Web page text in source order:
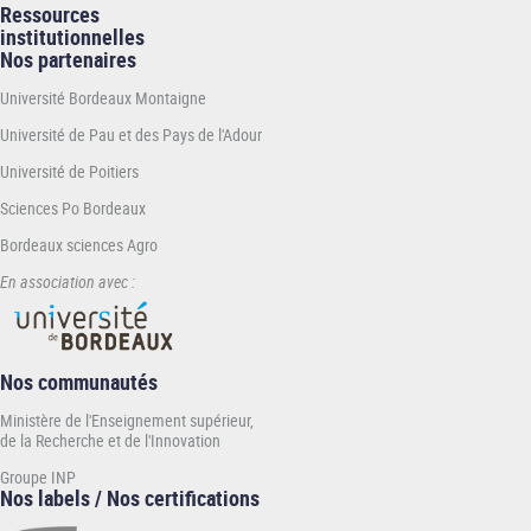
Arrêtés relatifs à la nomination de responsables de
sites
Arrêté relatif à la nomination d'un responsable de site pour l'ENSC-
Bordeaux INP
l'ENSMAC-Bordeaux INP
Arrêté relatif à la nomination d'un responsable de site pour
l'ENSEGID-Bordeaux INP
Arrêté relatif à la nomination d'un responsable de site pour
l'ENSEIRB-MATMECA-Bordeaux INP
Arrêté relatif à la nomination d'un responsable de site pour
l'ENSTBB-Bordeaux INP
Ressources
institutionnelles
Nos partenaires
Université Bordeaux Montaigne
Université de Pau et des Pays de l'Adour
Université de Poitiers
Sciences Po Bordeaux
Bordeaux sciences Agro
En association avec :
Nos communautés
Ministère de l'Enseignement supérieur,
de la Recherche et de l'Innovation
Groupe INP
Nos labels / Nos certifications